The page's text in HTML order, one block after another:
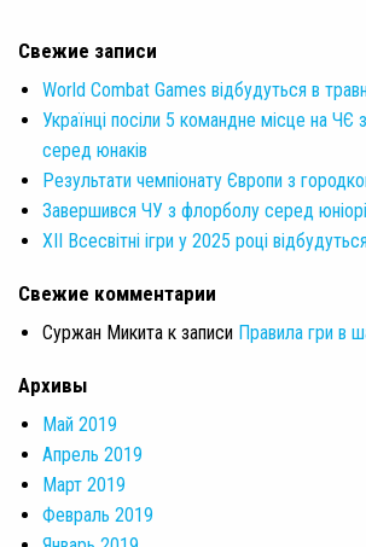
Свежие записи
World Combat Games відбудуться в
Українці посіли 5 командне місце на
серед юнаків
Результати чемпіонату Європи з
Завершився ЧУ з флорболу серед
XII Всесвітні ігри у 2025 році
Свежие комментарии
Суржан Микита к записи Правила гри в
Архивы
Май 2019
Апрель 2019
Март 2019
Февраль 2019